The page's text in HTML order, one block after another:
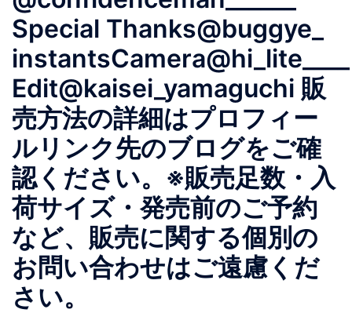
Special Thanks@buggye_
instantsCamera@hi_lite____
Edit@kaisei_yamaguchi 販
売方法の詳細はプロフィー
ルリンク先のブログをご確
認ください。※販売足数・入
荷サイズ・発売前のご予約
など、販売に関する個別の
お問い合わせはご遠慮くだ
さい。